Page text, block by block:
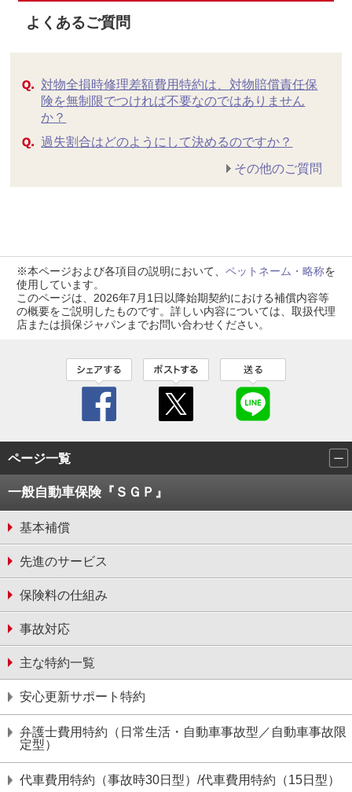
よくあるご質問
対物全損時修理差額費用特約は、対物賠償責任保
険を無制限でつければ不要なのではありません
か？
過失割合はどのようにして決めるのですか？
その他のご質問
※本ページおよび各項目の説明において、 ペットネーム・略称を
使用しています。
このページは、2026年7月1日以降始期契約における補償内容等
の概要をご説明したものです。詳しい内容については、取扱代理
店または損保ジャパンまでお問い合わせください。
ページ一覧
一般自動車保険『ＳＧＰ』
基本補償
先進のサービス
保険料の仕組み
事故対応
主な特約一覧
安⼼更新サポート特約
弁護⼠費⽤特約（日常生活・自動車事故型／自動車事故限
定型）
代車費用特約（事故時30日型）/代車費用特約（15日型）